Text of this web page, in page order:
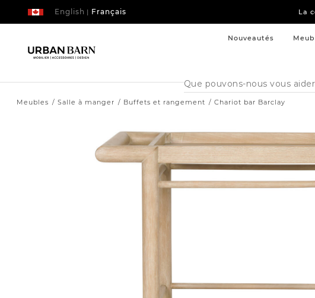
| Français
English
La
La
Nouveautés
Cataloque
de
recherche
Meubles Salle à manger Buffets et rangement Chariot bar Barclay